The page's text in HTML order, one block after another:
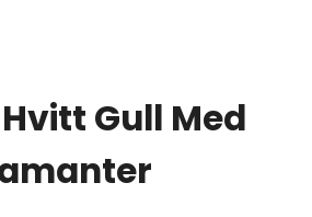
Gull Med